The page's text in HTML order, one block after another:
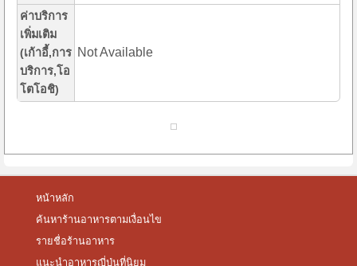
ค่าบริการ
เพิ่มเติม
(เก้าอี้,การ
บริการ,โอ
โตโอชิ)
Not Available
หน้าหลัก
ค้นหาร้านอาหารตามเงื่อนไข
รายชื่อร้านอาหาร
แนะนำอาหารญี่ปุ่นที่นิยม